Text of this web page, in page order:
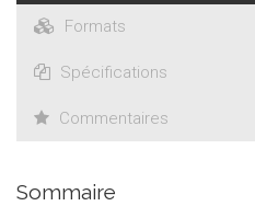
Formats
Spécifications
Commentaires
Sommaire